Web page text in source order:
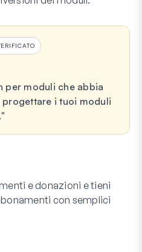
per moduli che abbia
i tuoi moduli
e donazioni e tieni
con semplici